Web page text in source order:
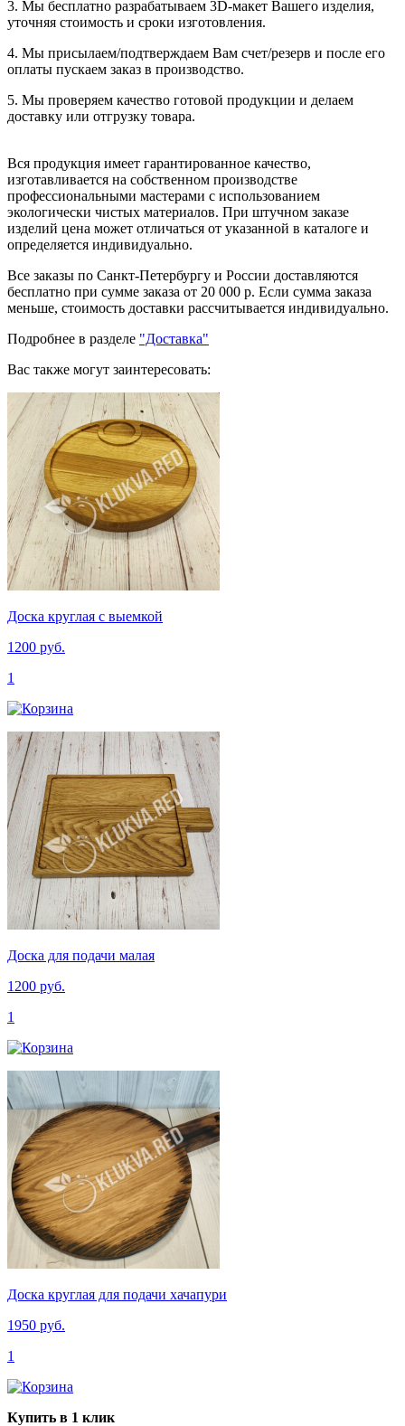
3. Мы бесплатно разрабатываем 3D-макет Вашего изделия,
уточняя стоимость и сроки изготовления.
4. Мы присылаем/подтверждаем Вам счет/резерв и после его
оплаты пускаем заказ в производство.
5. Мы проверяем качество готовой продукции и делаем
доставку или отгрузку товара.
Вся продукция имеет гарантированное качество,
изготавливается на собственном производстве
профессиональными мастерами с использованием
экологически чистых материалов. При штучном заказе
изделий цена может отличаться от указанной в каталоге и
определяется индивидуально.
Все заказы по Санкт-Петербургу и России доставляются
бесплатно при сумме заказа от 20 000 р. Если сумма заказа
меньше, стоимость доставки рассчитывается индивидуально.
Подробнее в разделе "Доставка"
Вас также могут заинтересовать:
Доска круглая с выемкой
1200 руб.
1
Доска для подачи малая
1200 руб.
1
Доска круглая для подачи хачапури
1950 руб.
1
Купить в 1 клик